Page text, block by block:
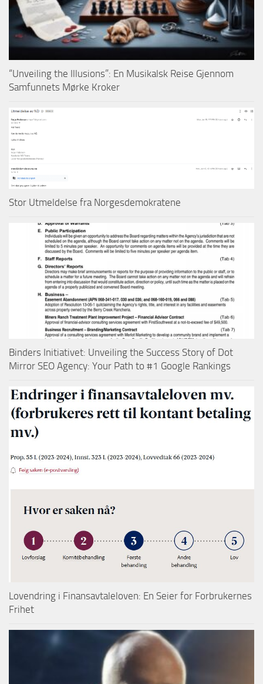
“Unveiling the Illusions”: En Musikalsk Reise Gjennom
Samfunnets Mørke Kroker
Stor Utmeldelse fra Norgesdemokratene
Binders Initiativet: Unveiling the Success Story of Dot
Mirror SEO Agency: Your Path to #1 Google Rankings
Lovendring i Finansavtaleloven: En Seier for Forbrukernes
Frihet